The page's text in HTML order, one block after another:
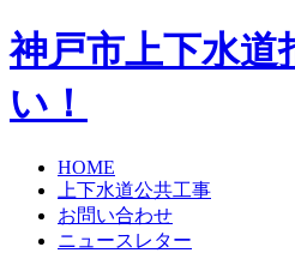
神戸市上下水道
い！
HOME
上下水道公共工事
お問い合わせ
ニュースレター